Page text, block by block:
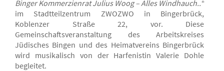
Binger Kommerzienrat Julius Woog – Alles Windhauch..“
im Stadtteilzentrum ZWOZWO in Bingerbrück,
Koblenzer Straße 22, vor. Diese
Gemeinschaftsveranstaltung des Arbeitskreises
Jüdisches Bingen und des Heimatvereins Bingerbrück
wird musikalisch von der Harfenistin Valerie Dohle
begleitet.